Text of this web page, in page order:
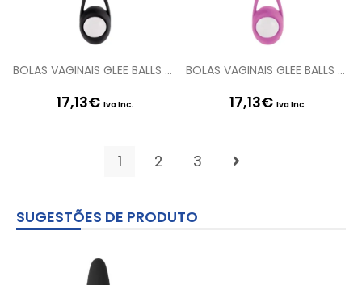
BOLAS VAGINAIS GLEE BALLS PRETAS
17,13€ Iva Inc.
BOLAS VAGINAIS GLEE BALLS ROSA
17,13€ Iva Inc.
1 2 3
SUGESTÕES DE PRODUTO